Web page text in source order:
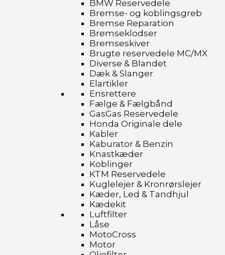
BMW Reservedele
Bremse- og koblingsgreb
Bremse Reparation
Bremseklodser
Bremseskiver
Brugte reservedele MC/MX
Diverse & Blandet
Dæk & Slanger
Elartikler
Ensrettere
Fælge & Fælgbånd
GasGas Reservedele
Honda Originale dele
Kabler
Kaburator & Benzin
Knastkæder
Koblinger
KTM Reservedele
Kuglelejer & Kronrørslejer
Kæder, Led & Tandhjul
Kædekit
Luftfilter
Låse
MotoCross
Motor